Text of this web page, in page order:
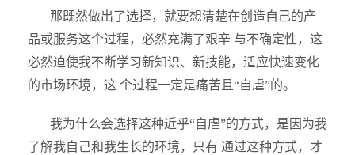
那既然做出了选择，就要想清楚在创造自己的产
品或服务这个过程，必然充满了艰辛 与不确定性，这
必然迫使我不断学习新知识、新技能，适应快速变化
的市场环境，这 个过程一定是痛苦且“自虐”的。
我为什么会选择这种近乎“自虐”的方式，是因为我
了解我自己和我生长的环境，只有 通过这种方式，才